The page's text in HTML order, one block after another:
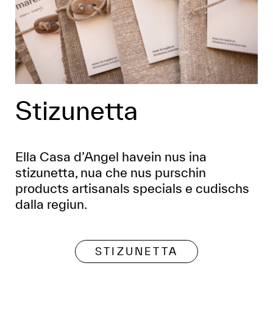
Stizunetta
Ella Casa d’Angel havein nus ina
stizunetta, nua che nus purschin
products artisanals specials e cudischs
dalla regiun.
STIZUNETTA